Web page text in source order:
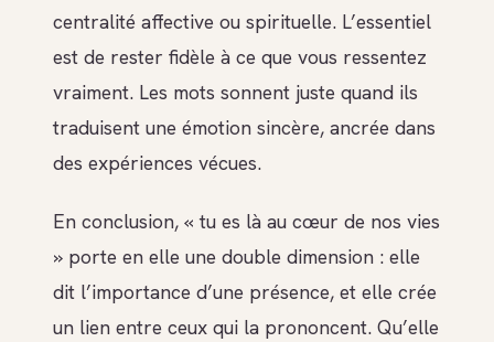
centralité affective ou spirituelle. L’essentiel
est de rester fidèle à ce que vous ressentez
vraiment. Les mots sonnent juste quand ils
traduisent une émotion sincère, ancrée dans
des expériences vécues.
En conclusion, « tu es là au cœur de nos vies
» porte en elle une double dimension : elle
dit l’importance d’une présence, et elle crée
un lien entre ceux qui la prononcent. Qu’elle